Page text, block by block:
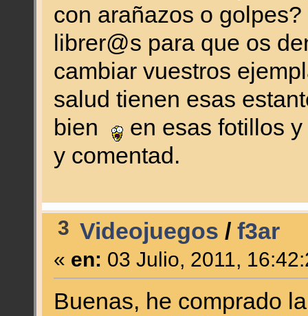
con arañazos o
librer@s para que os
cambiar vuestros
salud tienen esas
bien
en esas fotillos
y comentad.
3 Videojuegos / f3ar
« en: 03 Julio, 2011,
Buenas, he comprado